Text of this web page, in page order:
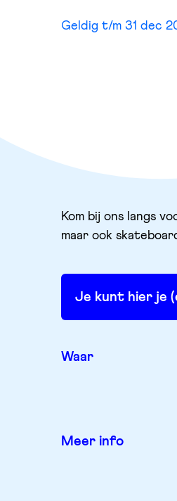
Geldig t/m 31 dec
Kom bij ons langs
maar ook
Je kunt hier je
Waar
Meer info